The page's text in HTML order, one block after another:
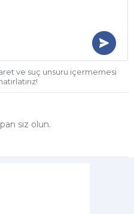
ve suç unsuru içermemesi
siz olun.